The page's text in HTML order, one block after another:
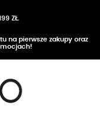
ZŁ
na pierwsze zakupy oraz